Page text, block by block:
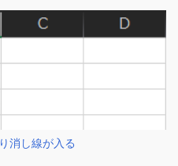
消し線が入る